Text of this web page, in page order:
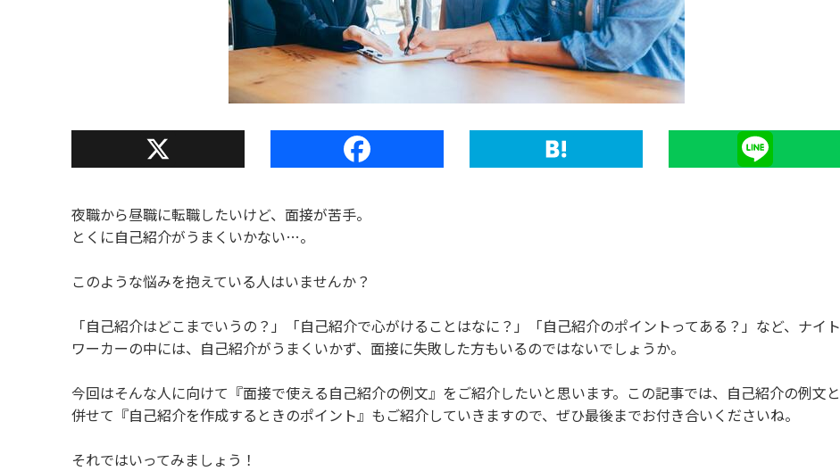
夜職から昼職に転職したいけど、面接が苦手。
とくに自己紹介がうまくいかない…。
このような悩みを抱えている人はいませんか？
「自己紹介はどこまでいうの？」「自己紹介で心がけることはなに？」「自己紹介のポイントってある？」など、ナイト
ワーカーの中には、自己紹介がうまくいかず、面接に失敗した方もいるのではないでしょうか。
今回はそんな人に向けて『面接で使える自己紹介の例文』をご紹介したいと思います。この記事では、自己紹介の例文と
併せて『自己紹介を作成するときのポイント』もご紹介していきますので、ぜひ最後までお付き合いくださいね。
それではいってみましょう！